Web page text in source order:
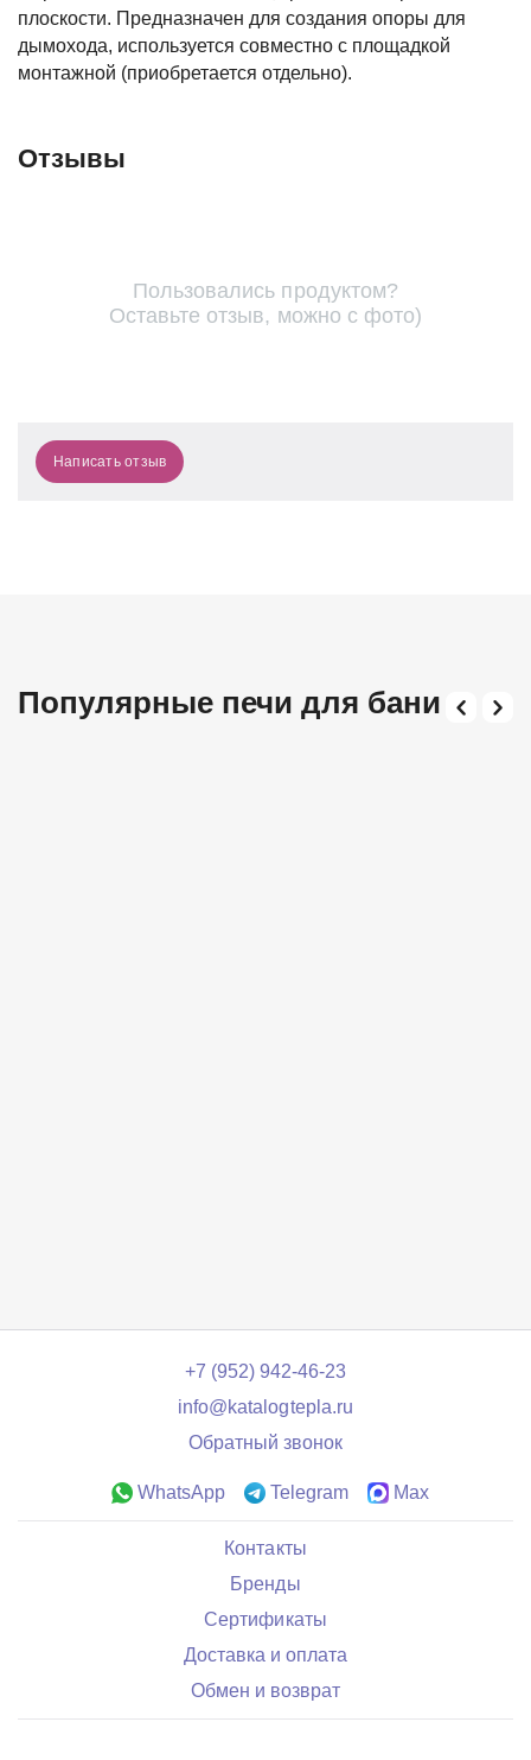
плоскости. Предназначен для создания опоры для
дымохода, используется совместно с площадкой
монтажной (приобретается отдельно).
Отзывы
Пользовались продуктом?
Оставьте отзыв, можно с фото)
Написать отзыв
Популярные печи для бани
+7 (952) 942-46-23
info@katalogtepla.ru
Обратный звонок
WhatsApp Telegram Max
Контакты
Бренды
Сертификаты
Доставка и оплата
Обмен и возврат